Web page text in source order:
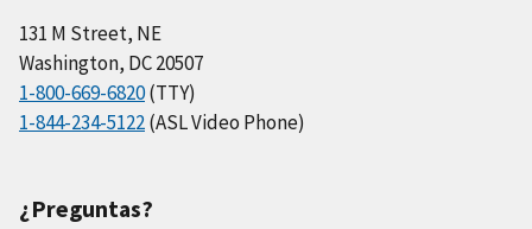
e
o
131 M Street, NE
Washington, DC 20507
1-800-669-6820(TTY)
1-844-234-5122(ASL Video Phone)
¿Preguntas?